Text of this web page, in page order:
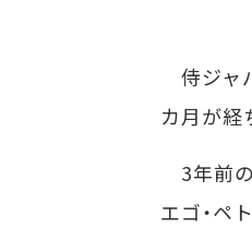
侍ジャ
カ月が経
3年前
エゴ・ペ